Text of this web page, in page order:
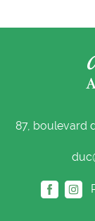
87, boulevard